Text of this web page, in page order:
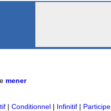
mener
| Conditionnel | Infinitif | Participe